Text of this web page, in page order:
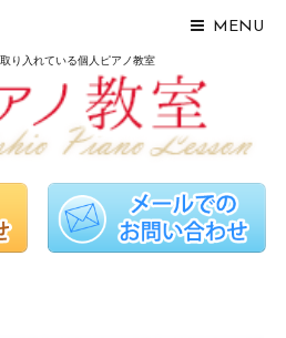
MENU
り入れている個人ピアノ教室